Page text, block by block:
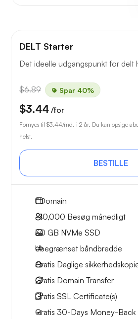
DELT Starter
Det ideelle udgangspunkt for delt
$6.89 Spar 40%
$3.44 /for
Fornyes til $3.44/md. i 2 år. Du kan opsige
helst.
BESTILLE
1Domain
~10,000 Besøg månedligt
30 GB NVMe SSD
Ubegrænset båndbredde
Gratis Daglige
Gratis Domain Transfer
Gratis SSL Certificate(s)
Gratis 30-Days Money-Back